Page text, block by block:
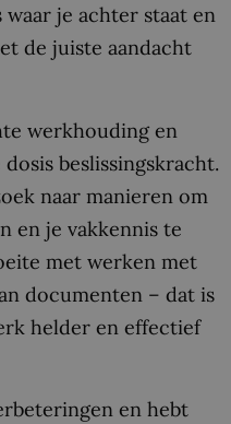
je achter staat en
de juiste aandacht
werkhouding en
beslissingskracht.
naar manieren om
en je vakkennis te
met werken met
documenten – dat is
helder en effectief
en hebt